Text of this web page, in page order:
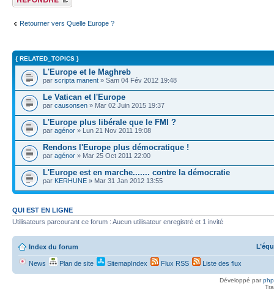
Retourner vers Quelle Europe ?
{ RELATED_TOPICS }
L'Europe et le Maghreb
par scripta manent » Sam 04 Fév 2012 19:48
Le Vatican et l'Europe
par causonsen » Mar 02 Juin 2015 19:37
L'Europe plus libérale que le FMI ?
par agénor » Lun 21 Nov 2011 19:08
Rendons l'Europe plus démocratique !
par agénor » Mar 25 Oct 2011 22:00
L'Europe est en marche....... contre la démocratie
par KERHUNE » Mar 31 Jan 2012 13:55
QUI EST EN LIGNE
Utilisateurs parcourant ce forum : Aucun utilisateur enregistré et 1 invité
Index du forum
News Plan de site SitemapIndex Flux RSS Liste des flux
Développé par